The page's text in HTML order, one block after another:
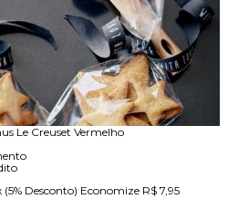
Le Creuset Vermelho
(5% Desconto) Economize R$ 7,95